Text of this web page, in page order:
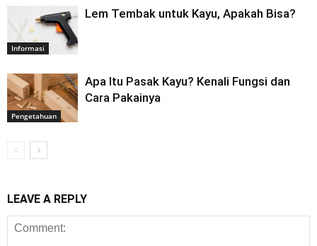
Informasi
Lem Tembak untuk Kayu, Apakah Bisa?
Pengetahuan
Apa Itu Pasak Kayu? Kenali Fungsi dan
Cara Pakainya
LEAVE A REPLY